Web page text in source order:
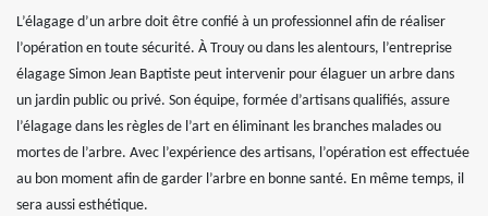
L’élagage d’un arbre doit être confié à un professionnel afin de réaliser
l’opération en toute sécurité. À Trouy ou dans les alentours, l’entreprise
élagage Simon Jean Baptiste peut intervenir pour élaguer un arbre dans
un jardin public ou privé. Son équipe, formée d’artisans qualifiés, assure
l’élagage dans les règles de l’art en éliminant les branches malades ou
mortes de l’arbre. Avec l’expérience des artisans, l’opération est effectuée
au bon moment afin de garder l’arbre en bonne santé. En même temps, il
sera aussi esthétique.